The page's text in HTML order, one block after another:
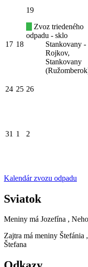
17 18
19
Zvoz triedeného
odpadu - sklo
Stankovany -
Rojkov,
Stankovany
24 25 26
31 1 2
Kalendár zvozu odpadu
Sviatok
Meniny má Jozefína ,
Zajtra má meniny Štefánia
Štefana